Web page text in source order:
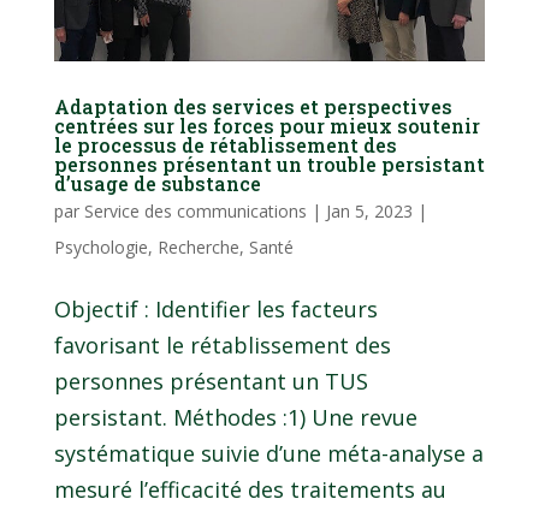
Adaptation des services et perspectives
centrées sur les forces pour mieux soutenir
le processus de rétablissement des
personnes présentant un trouble persistant
d’usage de substance
par Service des communications | Jan 5, 2023 |
Psychologie, Recherche, Santé
Objectif : Identifier les facteurs
favorisant le rétablissement des
personnes présentant un TUS
persistant. Méthodes :1) Une revue
systématique suivie d’une méta-analyse a
mesuré l’efficacité des traitements au